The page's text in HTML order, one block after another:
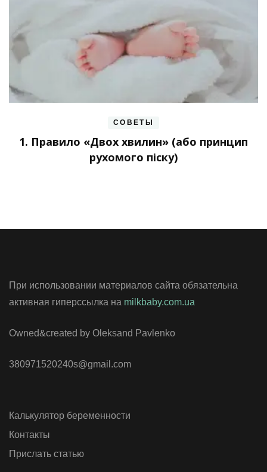
СОВЕТЫ
1. Правило «Двох хвилин» (або принцип
рухомого піску)
При использовании материалов сайта обязательна
активная гиперссылка на milkbaby.com.ua
Owned&created by Oleksand Pavlenko
380971520240s@gmail.com
Калькулятор беременности
Контакты
Прислать статью